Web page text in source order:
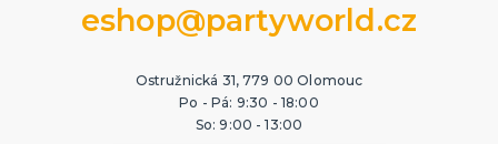
eshop@partyworld.cz
Ostružnická 31, 779 00 Olomouc
Po - Pá: 9:30 - 18:00
So: 9:00 - 13:00